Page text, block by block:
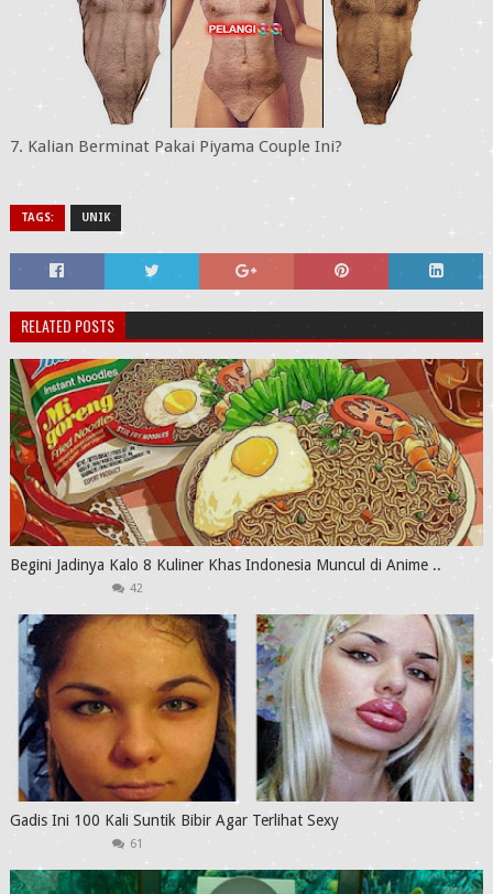
7. Kalian Berminat Pakai Piyama Couple Ini?
TAGS: UNIK
RELATED POSTS
Begini Jadinya Kalo 8 Kuliner Khas Indonesia Muncul di Anime ..
42
Gadis Ini 100 Kali Suntik Bibir Agar Terlihat Sexy
61